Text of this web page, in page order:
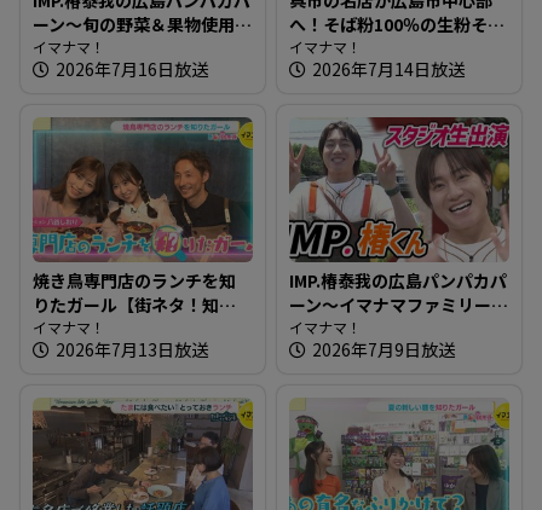
ーン～旬の野菜＆果物使用
のパン オリジナリティ満載
のパン屋さんへ
イマナマ！
2026年7月16日放送
へ！そば粉100％の生粉そば
～饕餮庵【たまにはそとラ
ンチ】
イマナマ！
2026年7月14日放送
焼き鳥専門店のランチを知
りたガール【街ネタ！知り
たガール】
イマナマ！
2026年7月13日放送
IMP.椿泰我の広島パンパカパ
ーン～イマナマファミリー
IMP. 椿泰我くん2度目のスタ
ジオ登場！
イマナマ！
2026年7月9日放送